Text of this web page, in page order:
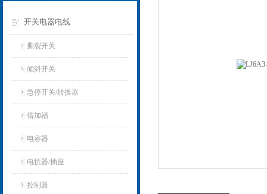
开关电器电线
撕裂开关
倾斜开关
急停开关/转换器
倍加福
电容器
电抗器/插座
控制器